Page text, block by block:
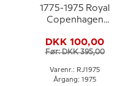
1775-1975 Royal
Copenhagen
Copenhagens 200-års
jubilæum.
DKK 100,00
Før: DKK 395,00
Varenr.: RJ1975
Årgang: 1975